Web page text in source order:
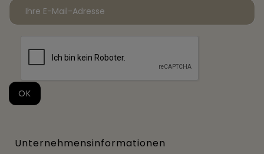
Unternehmensinformationen